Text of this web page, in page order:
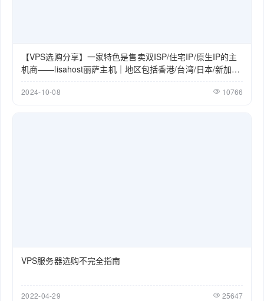
【VPS选购分享】一家特色是售卖双ISP/住宅IP/原生IP的主
机商——lisahost丽萨主机｜地区包括香港/台湾/日本/新加坡/
2024-10-08 10766
VPS服务器选购不完全指南
2022-04-29 25647